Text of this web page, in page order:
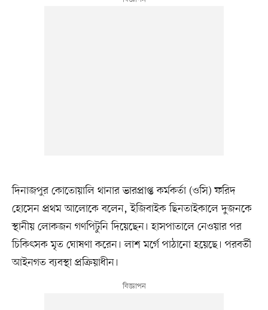
দিনাজপুর কোতোয়ালি থানার ভারপ্রাপ্ত কর্মকর্তা (ওসি) ফরিদ
হোসেন প্রথম আলোকে বলেন, ইজিবাইক ছিনতাইকালে দুজনকে
স্থানীয় লোকজন গণপিটুনি দিয়েছেন। হাসপাতালে নেওয়ার পর
চিকিৎসক মৃত ঘোষণা করেন। লাশ মর্গে পাঠানো হয়েছে। পরবর্তী
আইনগত ব্যবস্থা প্রক্রিয়াধীন।